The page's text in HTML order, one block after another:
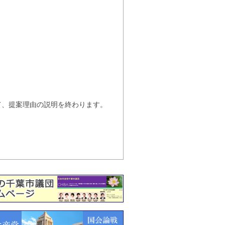
提案理由の説明を終わります。